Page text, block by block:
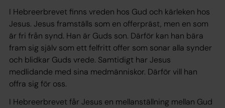
I Hebreerbrevet finns vreden hos Gud och kärleken hos
Jesus. Jesus framställs som en offerpräst, men en som
är fri från synd. Han är Guds son. Därför kan han bära
fram sig själv som ett felfritt offer som sonar alla synder
och blidkar Guds vrede. Samtidigt har Jesus
medlidande med sina medmänniskor. Därför vill han
offra sig för oss.
I Hebreerbrevet får Jesus en mellanställning mellan Gud